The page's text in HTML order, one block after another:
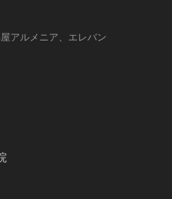
アルメニア、エレバン